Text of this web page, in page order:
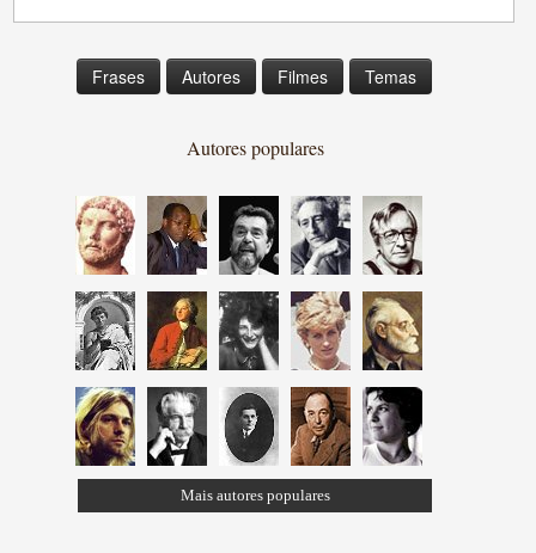
Frases Autores Filmes Temas
Autores populares
Mais autores populares